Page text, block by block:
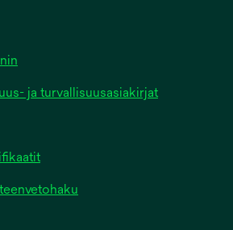
ja turvallisuusasiakirjat